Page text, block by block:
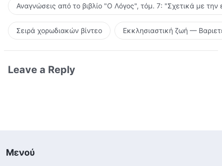
Αναγνώσεις από το βιβλίο "Ο Λόγος", τόμ. 7: "Σχετικά με την
Σειρά χορωδιακών βίντεο Εκκλησιαστική ζωή —
Leave a Reply
Μενού